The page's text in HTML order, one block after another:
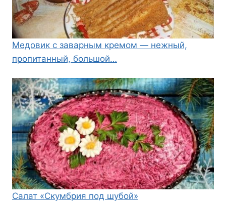
Медовик с заварным кремом — нежный,
пропитанный, большой…
Салат «Скумбрия под шубой»